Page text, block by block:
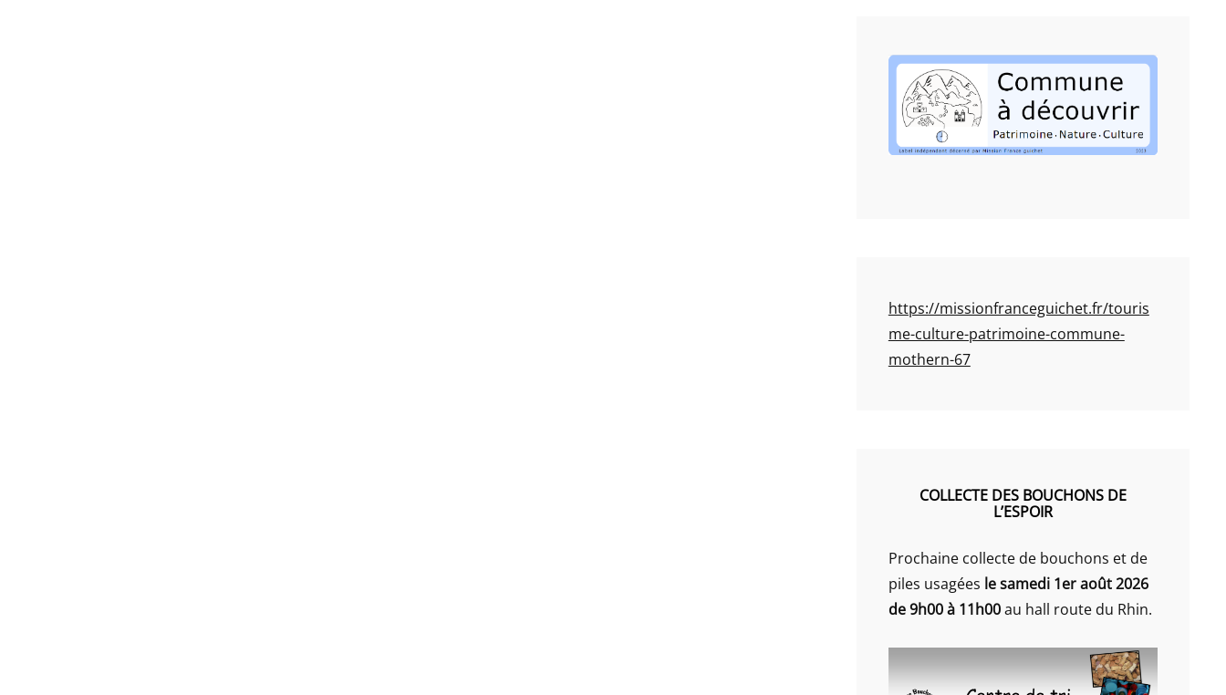
https://missionfranceguichet.fr/touris
me-culture-patrimoine-commune-
mothern-67
COLLECTE DES BOUCHONS DE
L’ESPOIR
Prochaine collecte de bouchons et de
piles usagées le samedi 1er août 2026
de 9h00 à 11h00au hall route du Rhin.